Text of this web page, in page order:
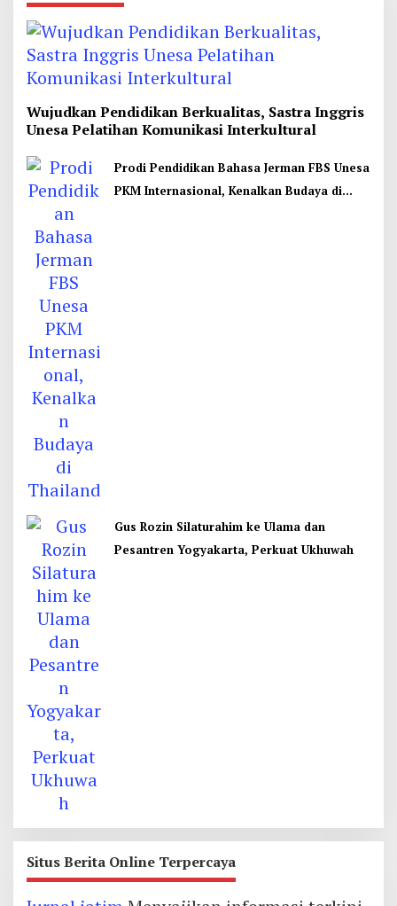
Wujudkan Pendidikan Berkualitas, Sastra Inggris
Unesa Pelatihan Komunikasi Interkultural
Prodi Pendidikan Bahasa Jerman FBS Unesa
PKM Internasional, Kenalkan Budaya di
Gus Rozin Silaturahim ke Ulama dan
Pesantren Yogyakarta, Perkuat Ukhuwah
Situs Berita Online Terpercaya